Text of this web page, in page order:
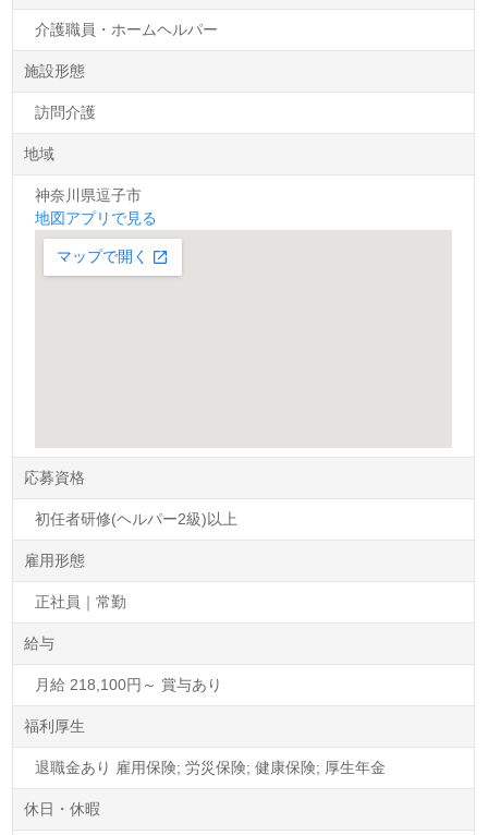
介護職員・ホームヘルパー
施設形態
訪問介護
地域
神奈川県逗子市
地図アプリで見る
応募資格
初任者研修(ヘルパー2級)以上
雇用形態
正社員｜常勤
給与
月給 218,100円～ 賞与あり
福利厚生
退職金あり 雇用保険; 労災保険; 健康保険; 厚生年金
休日・休暇